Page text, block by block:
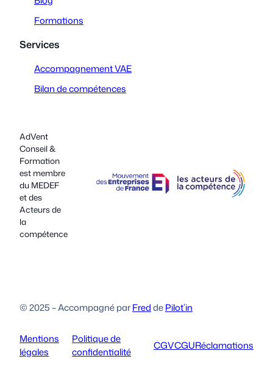
Formations
Services
Accompagnement VAE
Bilan de compétences
AdVent
Conseil &
Formation
est membre
du MEDEF
et des
Acteurs de
la
compétence
© 2025 – Accompagné parFreddePilot’in
Mentions
légales
Politique de
confidentialité
CGVCGURéclamations